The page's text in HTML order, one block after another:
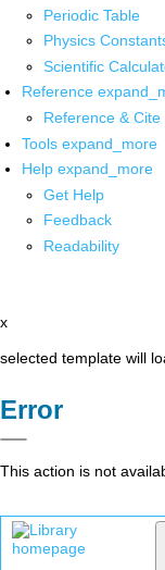
Periodic Table
Physics
Scientific
Reference
Reference & Cite
Tools expand_more
Help expand_more
Get Help
Feedback
Readability
x
selected template will
Error
This action is not